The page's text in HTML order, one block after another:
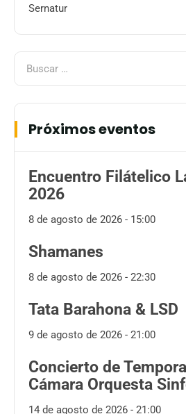
Sernatur
Próximos eventos
Encuentro Filátelico
2026
8 de agosto de 2026 - 15:00
Shamanes
8 de agosto de 2026 - 22:30
Tata Barahona & LSD
9 de agosto de 2026 - 21:00
Concierto de
Cámara Orquesta
14 de agosto de 2026 - 21:00